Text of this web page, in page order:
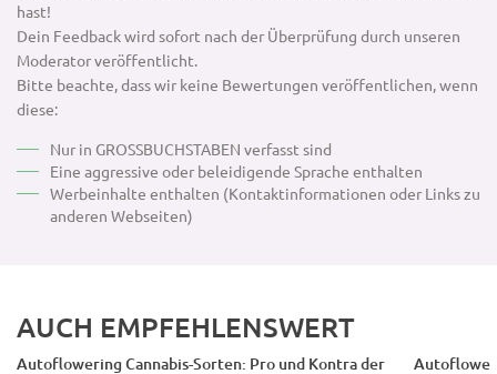
hast!
Dein Feedback wird sofort nach der Überprüfung durch unseren
Moderator veröffentlicht.
Bitte beachte, dass wir keine Bewertungen veröffentlichen, wenn
diese:
Nur in GROSSBUCHSTABEN verfasst sind
Eine aggressive oder beleidigende Sprache enthalten
Werbeinhalte enthalten (Kontaktinformationen oder Links zu
anderen Webseiten)
AUCH EMPFEHLENSWERT
Autoflowering Cannabis-Sorten: Pro und Kontra der